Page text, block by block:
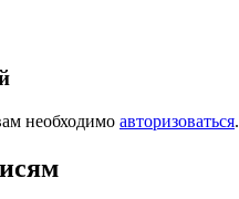
необходимо авторизоваться.